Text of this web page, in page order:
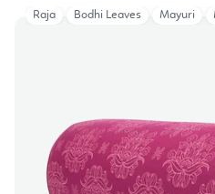
Raja Bodhi Leaves Mayuri